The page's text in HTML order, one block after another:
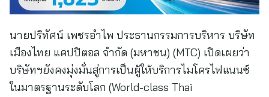
นายปริทัศน์ เพชรอำไพ ประธานกรรมการบริหาร บริษัท
เมืองไทย แคปปิตอล จำกัด (มหาชน) (MTC) เปิดเผยว่า
บริษัทฯยังคงมุ่งมั่นสู่การเป็นผู้ให้บริการไมโครไฟแนนซ์
ในมาตรฐานระดับโลก (World-class Thai